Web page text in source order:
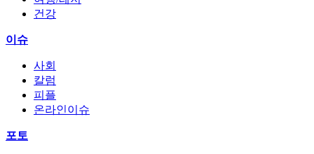
건강
이슈
사회
칼럼
피플
온라인이슈
포토